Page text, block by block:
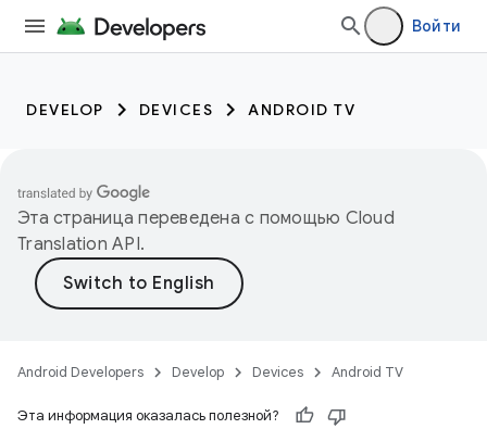
Войти
DEVELOP DEVICES ANDROID TV
Эта страница переведена с помощью Cloud
Translation API.
Android Developers Develop Devices Android TV
Эта информация оказалась полезной?